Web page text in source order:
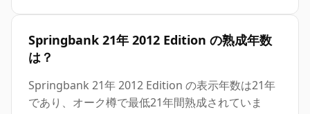
Springbank 21年 2012 Edition の熟成年数
は？
Springbank 21年 2012 Edition の表示年数は21年
であり、オーク樽で最低21年間熟成されていま